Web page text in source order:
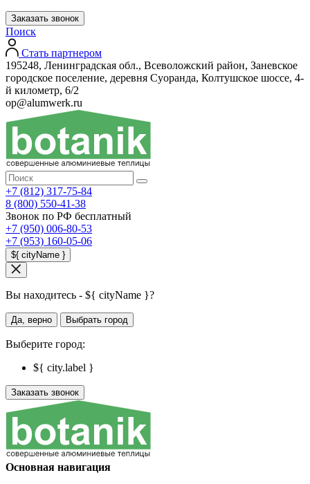
Заказать звонок
Поиск
Стать партнером
195248, Ленинградская обл., Всеволожский район, Заневское
городское поселение, деревня Суоранда, Колтушское шоссе, 4-
й километр, 6/2
op@alumwerk.ru
+7 (812) 317-75-84
8 (800) 550-41-38
Звонок по РФ бесплатный
+7 (950) 006-80-53
+7 (953) 160-05-06
${ cityName }
Вы находитесь - ${ cityName }?
Да, верно Выбрать город
Выберите город:
${ city.label }
Заказать звонок
Основная навигация